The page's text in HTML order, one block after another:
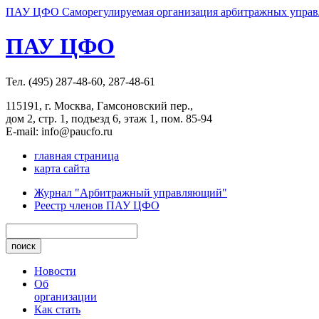
ПАУ ЦФО Саморегулируемая организация арбитражных
ПАУ ЦФО
Тел. (495) 287-48-60, 287-48-61
115191, г. Москва, Гамсоновский пер.,
дом 2, стр. 1, подъезд 6, этаж 1, пом. 85-94
E-mail: info@paucfo.ru
главная страница
карта сайта
Журнал "Арбитражный управляющий"
Реестр членов ПАУ ЦФО
Новости
Об
организации
Как стать